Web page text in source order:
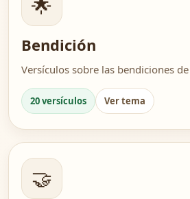
Bendición
Versículos sobre las bendiciones
20 versículos Ver tema
🤝